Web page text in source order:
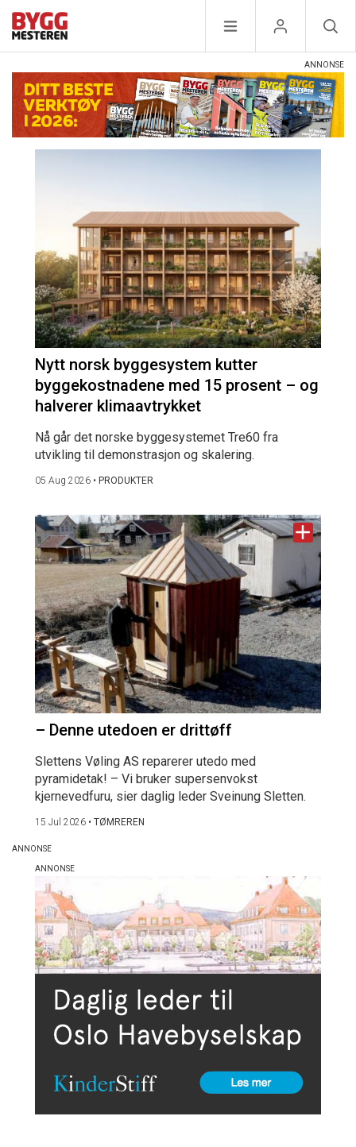
Nytt norsk byggesystem kutter
byggekostnadene med 15 prosent – og
halverer klimaavtrykket
Nå går det norske byggesystemet Tre60 fra
utvikling til demonstrasjon og skalering.
05 Aug 2026 • PRODUKTER
– Denne utedoen er drittøff
Slettens Vøling AS reparerer utedo med
pyramidetak! – Vi bruker supersenvokst
kjernevedfuru, sier daglig leder Sveinung Sletten.
15 Jul 2026 • TØMREREN